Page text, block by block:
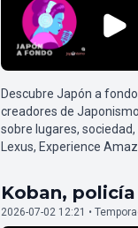
Descubre Japón a
creadores de
sobre lugares,
Lexus, Experience
Koban,
2026-07-02 12:21 •